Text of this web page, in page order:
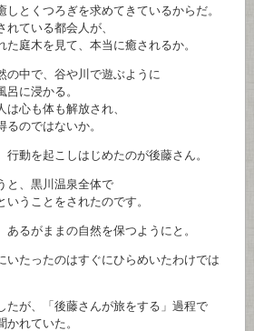
つろぎを求めてきているからだ。
いる都会人が、
を見て、本当に癒されるか。
で、谷や川で遊ぶように
浸かる。
も体も解放され、
ではないか。
動を起こしはじめたのが後藤さん。
、黒川温泉全体で
うことをされたのです。
るがままの自然を保つようにと。
たったのはすぐにひらめいたわけでは
が、「後藤さんが旅をする」過程で
れていた。